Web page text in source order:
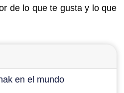
de lo que te gusta y lo que
en el mundo